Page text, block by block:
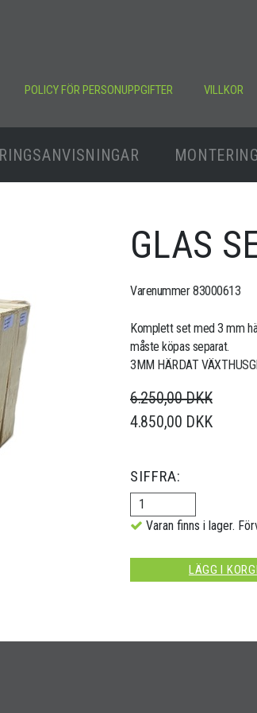
POLICY FÖR PERSONUPPGIFTER VILLKOR
GLAS
Varenummer 83000613
Komplett set med 3 mm
måste köpas separat.
3MM HÄRDAT
6.250,00 DKK
4.850,00 DKK
SIFFRA:
Varan finns i lager.
LÄGG I